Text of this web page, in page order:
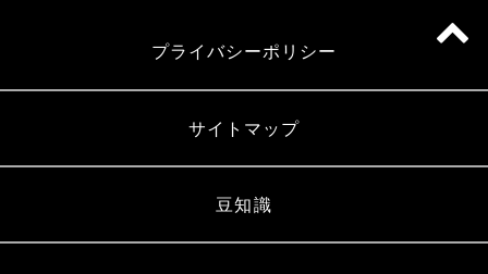
プライバシーポリシー
サイトマップ
豆知識